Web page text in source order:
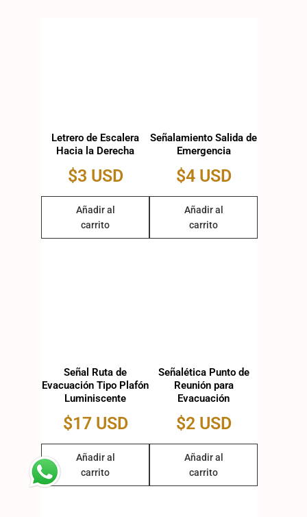
Letrero de Escalera
Hacia la Derecha
$3 USD
Añadir al
carrito
Señalamiento Salida de
Emergencia
$4 USD
Añadir al
carrito
Señal Ruta de
Evacuación Tipo Plafón
Luminiscente
$17 USD
Añadir al
carrito
Señalética Punto de
Reunión para
Evacuación
$2 USD
Añadir al
carrito